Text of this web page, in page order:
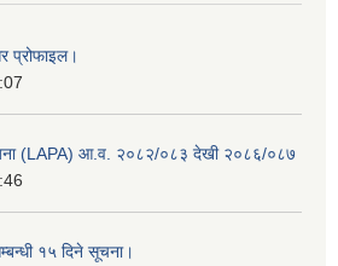
प्रोफाइल।
(LAPA) आ.व. २०८२/०८३ देखी २०८६/०८७
१५ दिने सूचना।